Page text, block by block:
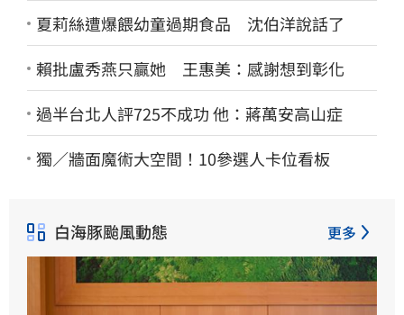
夏莉絲遭爆餵幼童過期食品 沈伯洋說話了
賴批盧秀燕只贏她 王惠美：感謝想到彰化
過半台北人評725不成功 他：蔣萬安高山症
獨／牆面魔術大空間！10參選人卡位看板
白海豚颱風動態 更多